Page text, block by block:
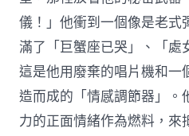
儀！」他衝到一個像是老式
滿了「巨蟹座已哭」、「處
這是他用廢棄的唱片機和一
造而成的「情感調節器」。
力的正面情緒作為燃料，來